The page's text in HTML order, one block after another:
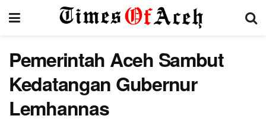
Pemerintah Aceh Sambut
Kedatangan Gubernur
Lemhannas